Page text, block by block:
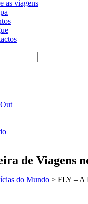
as viagens
de Viagens
do Mundo > FLY – A